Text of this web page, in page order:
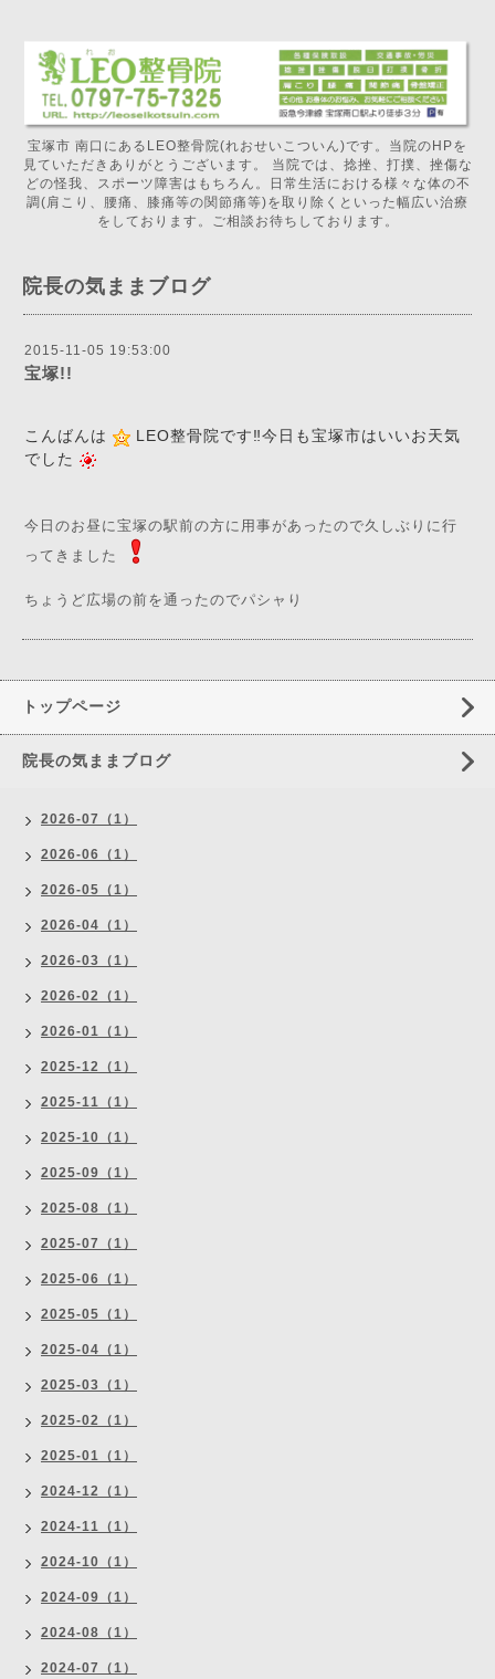
宝塚市 南口にあるLEO整骨院(れおせいこついん)です。当院のHPを
見ていただきありがとうございます。 当院では、捻挫、打撲、挫傷な
どの怪我、スポーツ障害はもちろん。日常生活における様々な体の不
調(肩こり、腰痛、膝痛等の関節痛等)を取り除くといった幅広い治療
をしております。ご相談お待ちしております。
院長の気ままブログ
2015-11-05 19:53:00
宝塚!!
こんばんは
LEO整骨院です‼️今日も宝塚市はいいお天気
でした
今日のお昼に宝塚の駅前の方に用事があったので久しぶりに行
ってきました
ちょうど広場の前を通ったのでパシャり
トップページ
院長の気ままブログ
2026-07（1）
2026-06（1）
2026-05（1）
2026-04（1）
2026-03（1）
2026-02（1）
2026-01（1）
2025-12（1）
2025-11（1）
2025-10（1）
2025-09（1）
2025-08（1）
2025-07（1）
2025-06（1）
2025-05（1）
2025-04（1）
2025-03（1）
2025-02（1）
2025-01（1）
2024-12（1）
2024-11（1）
2024-10（1）
2024-09（1）
2024-08（1）
2024-07（1）